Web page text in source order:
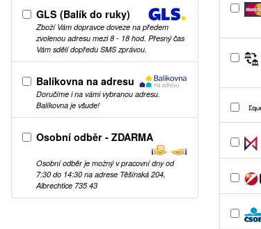
GLS (Balík do ruky)
Zboží Vám dopravce doveze na předem
zvolenou adresu mezi 8 - 18 hod. Přesný čas
Vám sdělí dopředu SMS zprávou.
Balíkovna na adresu
Doručíme i na vámi vybranou adresu.
Balíkovna je všude!
Osobní odběr - ZDARMA
Osobní odběr je možný v pracovní dny od
7:30 do 14:30 na adrese Těšínská 204,
Albrechtice 735 43